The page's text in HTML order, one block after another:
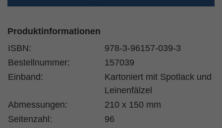
Produktinformationen
ISBN:
978-3-96157-039-3
Bestellnummer:
157039
Einband:
Kartoniert mit Spotlack und
Leinenfälzel
Abmessungen:
210 x 150 mm
Seitenzahl:
96